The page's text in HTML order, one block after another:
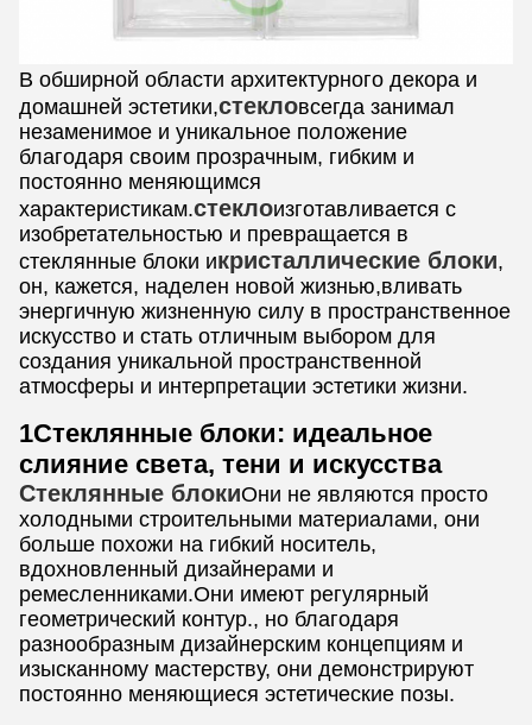
В обширной области архитектурного декора и
домашней эстетики,стекловсегда занимал
незаменимое и уникальное положение
благодаря своим прозрачным, гибким и
постоянно меняющимся
характеристикам.стеклоизготавливается с
изобретательностью и превращается в
стеклянные блоки икристаллические блоки,
он, кажется, наделен новой жизнью,вливать
энергичную жизненную силу в пространственное
искусство и стать отличным выбором для
создания уникальной пространственной
атмосферы и интерпретации эстетики жизни.
1Стеклянные блоки: идеальное
слияние света, тени и искусства
Стеклянные блокиОни не являются просто
холодными строительными материалами, они
больше похожи на гибкий носитель,
вдохновленный дизайнерами и
ремесленниками.Они имеют регулярный
геометрический контур., но благодаря
разнообразным дизайнерским концепциям и
изысканному мастерству, они демонстрируют
постоянно меняющиеся эстетические позы.